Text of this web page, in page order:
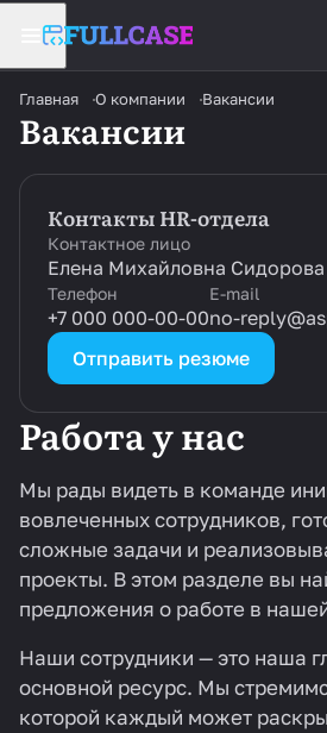
Главная О компании Вакансии
Вакансии
Контакты HR-отдела
Контактное лицо
Елена Михайловна Сидорова
Телефон
+7 000 000-00-00
E-mail
no-
Отправить резюме
Работа у нас
Мы рады видеть в команде
вовлеченных сотрудников,
сложные задачи и
проекты. В этом разделе вы
предложения о работе в
Наши сотрудники — это наша
основной ресурс. Мы
которой каждый может